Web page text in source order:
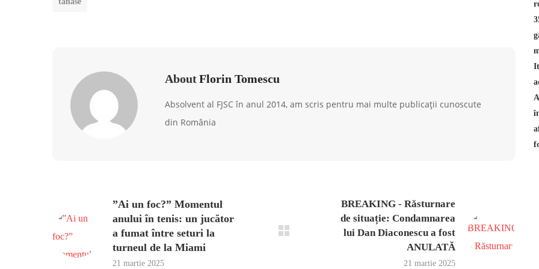
AboutFlorin Tomescu
Absolvent al FJSC în anul 2014, am scris pentru mai multe publicații cunoscute
din România
”Ai un foc?” Momentul
anului în tenis: un jucător
a fumat între seturi la
turneul de la Miami
21 martie 2025
BREAKING - Răsturnare
de situație: Condamnarea
lui Dan Diaconescu a fost
ANULATĂ
21 martie 2025